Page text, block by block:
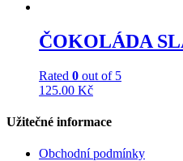
ČOKOLÁDA
Rated 0 out of 5
125.00 Kč
Užitečné informace
Obchodní podmínky